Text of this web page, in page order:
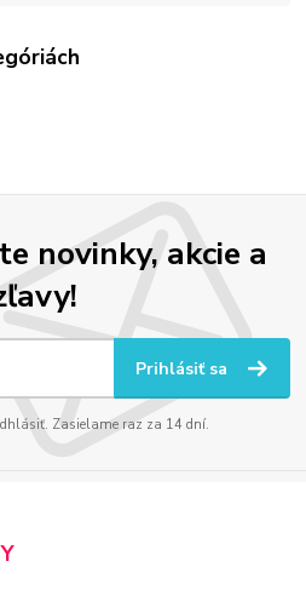
novinky, akcie a
Prihlásiť sa
Zasielame raz za 14 dní.